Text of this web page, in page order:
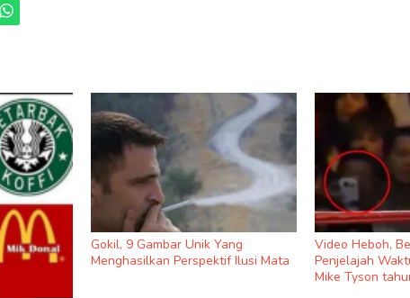
Gokil, 9 Gambar Unik Yang
Menghasilkan Perspektif Ilusi Mata
Video Heboh,
Penjelajah
Mike Tyson